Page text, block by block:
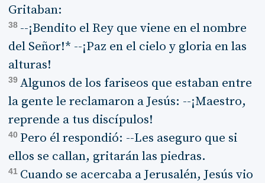
Gritaban:
38 --¡Bendito el Rey que viene en el nombre
del Señor!* --¡Paz en el cielo y gloria en las
alturas!
39 Algunos de los fariseos que estaban entre
la gente le reclamaron a Jesús: --¡Maestro,
reprende a tus discípulos!
40 Pero él respondió: --Les aseguro que si
ellos se callan, gritarán las piedras.
41 Cuando se acercaba a Jerusalén, Jesús vio